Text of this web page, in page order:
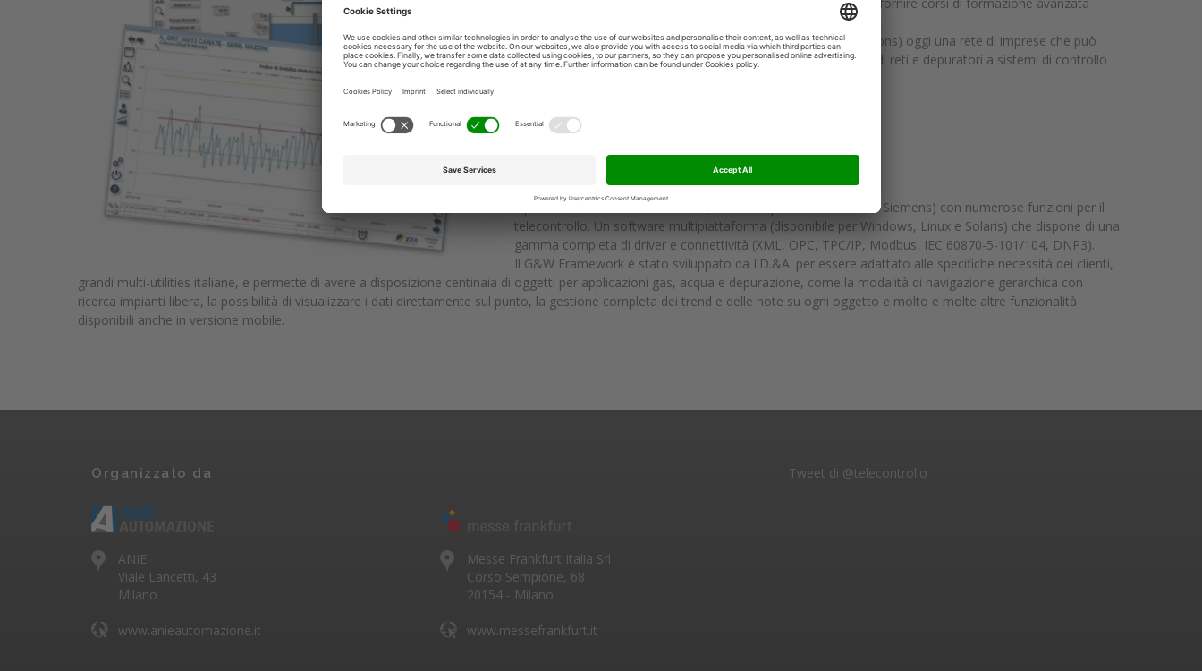
garantire un servizio post vendita efficiente e la possibilità di fornire corsi di formazione avanzata
Nel 2013 abbiamo fondato IWS (Integrated Watercare Solutions) oggi una rete di imprese che può
offrire un servizio a 360° nel ciclo idrico, dalla progettazione di reti e depuratori a sistemi di controllo
Sito:www.idea-srl.it
G&W Framework
Il più potente SCADA di mercato (WIN- CC Open Architecture di Siemens) con numerose funzioni per il
telecontrollo. Un software multipiattaforma (disponibile per Windows, Linux e Solaris) che dispone di una
gamma completa di driver e connettività (XML, OPC, TPC/IP, Modbus, IEC 60870-5-101/104, DNP3).
Il G&W Framework è stato sviluppato da I.D.&A. per essere adattato alle specifiche necessità dei clienti,
grandi multi-utilities italiane, e permette di avere a disposizione centinaia di oggetti per applicazioni gas, acqua e depurazione, come la modalità di navigazione gerarchica con
ricerca impianti libera, la possibilità di visualizzare i dati direttamente sul punto, la gestione completa dei trend e delle note su ogni oggetto e molto e molte altre funzionalità
disponibili anche in versione mobile.
Organizzato da
ANIE
Viale Lancetti, 43
Milano
www.anieautomazione.it
Messe Frankfurt Italia Srl
Corso Sempione, 68
20154 - Milano
www.messefrankfurt.it
Tweet di @telecontrollo